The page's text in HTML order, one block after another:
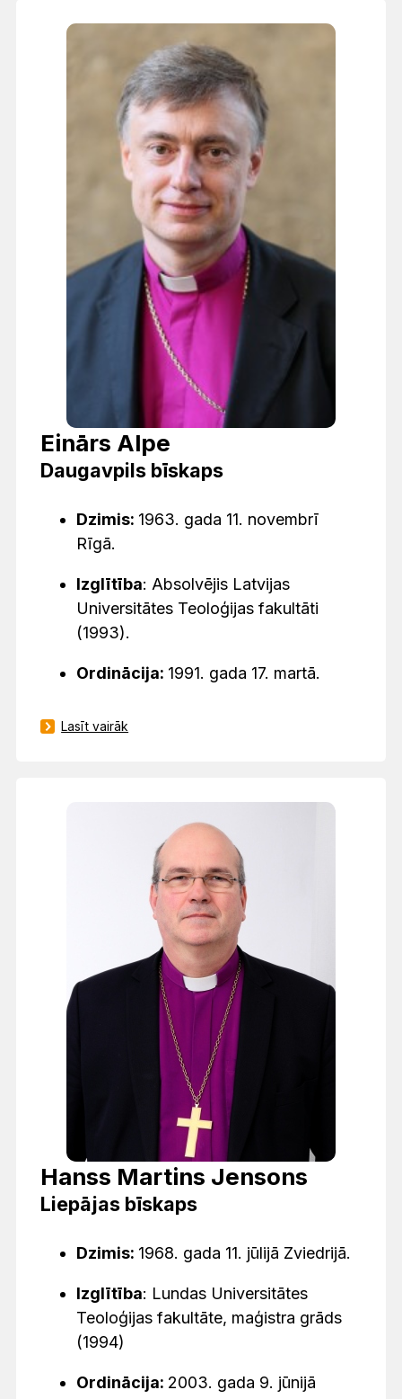
Einārs Alpe
Daugavpils bīskaps
Dzimis: 1963. gada 11. novembrī
Rīgā.
Izglītība: Absolvējis Latvijas
Universitātes Teoloģijas fakultāti
(1993).
Ordinācija: 1991. gada 17. martā.
Lasīt vairāk
Hanss Martins Jensons
Liepājas bīskaps
Dzimis: 1968. gada 11. jūlijā Zviedrijā.
Izglītība: Lundas Universitātes
Teoloģijas fakultāte, maģistra grāds
(1994)
Ordinācija: 2003. gada 9. jūnijā